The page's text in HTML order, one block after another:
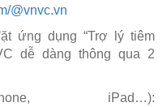
@vnvc.vn
ứng dụng “Trợ lý tiêm
dễ dàng thông qua 2
iPad…):